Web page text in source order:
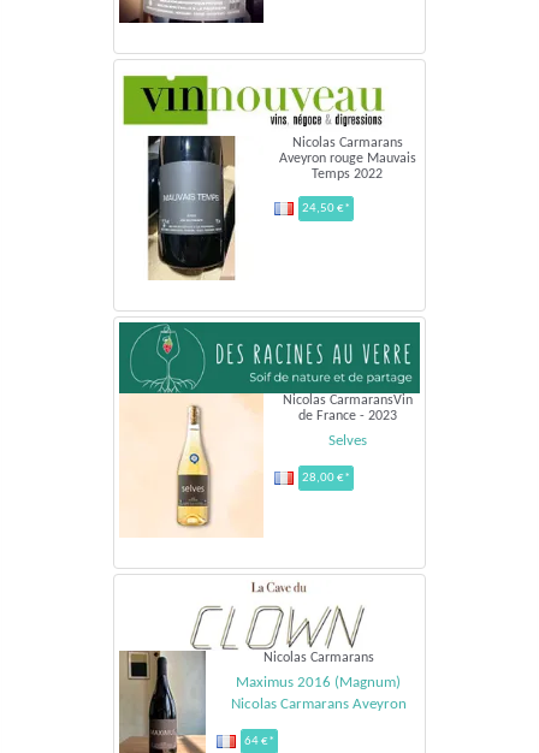
Nicolas Carmarans
Aveyron rouge Mauvais
Temps 2022
24,50 €*
Nicolas CarmaransVin
de France - 2023
Selves
28,00 €*
Nicolas Carmarans
Maximus 2016 (Magnum)
Nicolas Carmarans Aveyron
64 €*